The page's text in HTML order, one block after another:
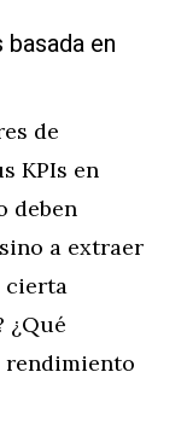
en
de
KPIs en
deben
a extraer
cierta
¿Qué